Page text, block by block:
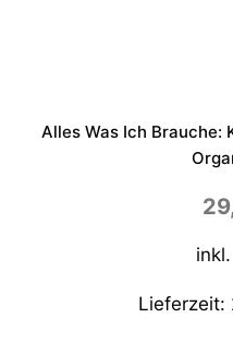
Alles Was Ich Brauche:
Lieferzeit: